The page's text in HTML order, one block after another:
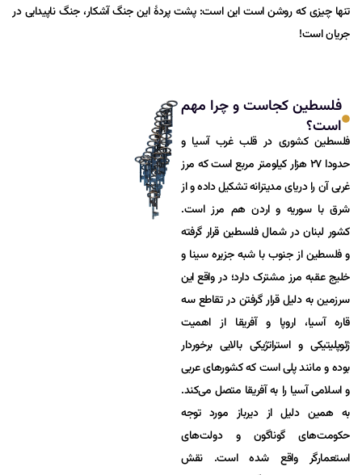
تنها چیزی که روشن است این است: پشت پردۀ این جنگ آشکار، جنگ ناپیدایی در
جریان است!
فلسطین کجاست و چرا مهم
است؟
فلسطین کشوری در قلب غرب آسیا و
حدودا ۲۷ هزار کیلومتر مربع است که مرز
غربی آن را دریای مدیترانه تشکیل داده و از
شرق با سوریه و اردن هم مرز است.
کشور لبنان در شمال فلسطین قرار گرفته
و فلسطین از جنوب با شبه جزیره سینا و
خلیج عقبه مرز مشترک دارد؛ در واقع این
سرزمین به دلیل قرار گرفتن در تقاطع سه
قاره آسیا، اروپا و آفریقا از اهمیت
ژئوپلیتیکی و استراتژیکی بالایی برخوردار
بوده و مانند پلی است که کشورهای عربی
و اسلامی آسیا را به آفریقا متصل می‌کند.
به همین دلیل از دیرباز مورد توجه
حکومت‌های گوناگون و دولت‌های
استعمارگر واقع شده است. نقش